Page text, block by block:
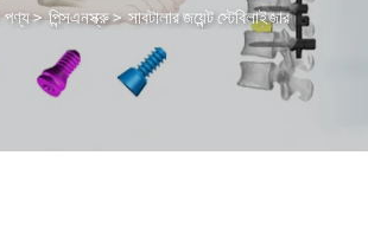
পণ্য>পিন্সএনস্ক্রু>সাবটালার জয়েন্ট স্টেবিলাইজার